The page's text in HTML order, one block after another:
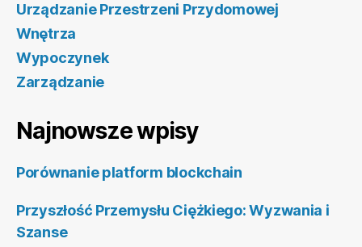
Urządzanie Przestrzeni Przydomowej
Wnętrza
Wypoczynek
Zarządzanie
Najnowsze wpisy
Porównanie platform blockchain
Przyszłość Przemysłu Ciężkiego: Wyzwania i
Szanse